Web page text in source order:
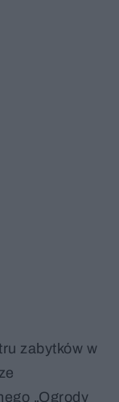
zabytków w
„Ogrody